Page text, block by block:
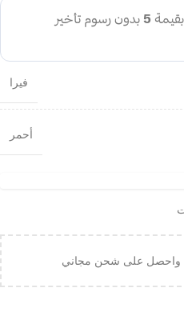
فيرا
أحمر
واحصل على شحن مجاني